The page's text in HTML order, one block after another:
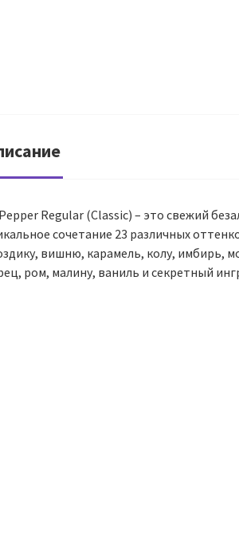
Regular (Classic) – это свежий
сочетание 23 различных
вишню, карамель, колу, имбирь,
ром, малину, ваниль и секретный